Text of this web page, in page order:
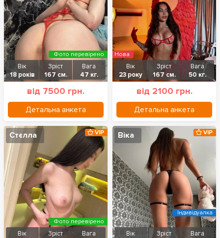
Вік
18 років
Зріст
167 см.
Вага
47 кг.
від 7500 грн.
Детальна анкета
Фото перевірено
Вік
23 року
Зріст
167 см.
Вага
50 кг.
від 2100 грн.
Детальна анкета
Нова
Стєлла
Вік
Зріст
Вага
VIP
Фото перевірено
Віка
Вік
Зріст
Вага
VIP
Індивідуалка